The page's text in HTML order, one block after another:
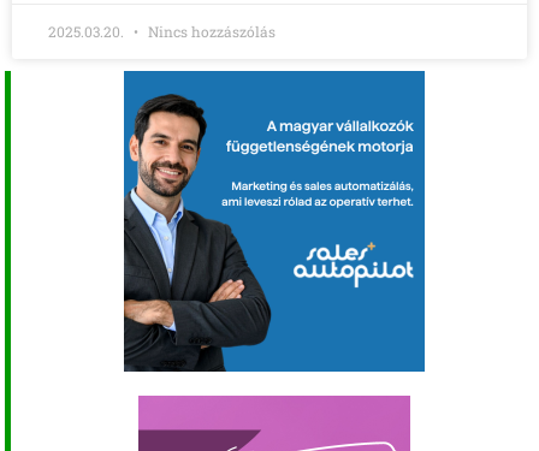
2025.03.20. Nincs hozzászólás